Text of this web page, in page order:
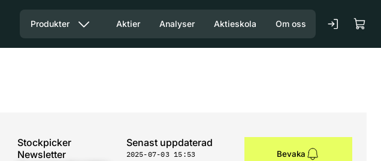
Produkter Aktier Analyser Aktieskola Om oss
Stockpicker
Newsletter
Senast uppdaterad
2025-07-03 15:53 Bevaka